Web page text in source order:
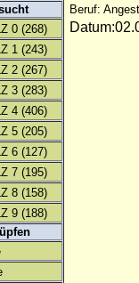
0 (268)
1 (243)
2 (267)
3 (283)
4 (406)
5 (205)
6 (127)
7 (195)
8 (158)
9 (188)
Beruf: